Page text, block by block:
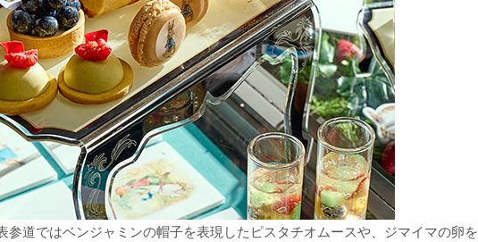
道ではベンジャミンの帽子を表現したピスタチオムースや、ジマイマの卵を